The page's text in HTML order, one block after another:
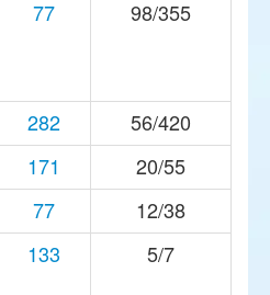
77 98/355
282
56/420
171
20/55
77
12/38
133 5/7